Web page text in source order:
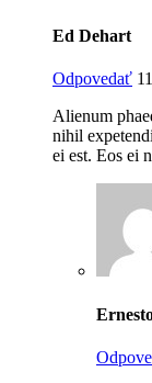
Ed Dehart
Odpovedať
Alienum
nihil
ei est. Eos ei